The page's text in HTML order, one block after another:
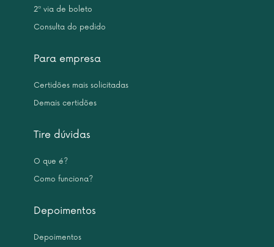
2ª via de boleto
Consulta do pedido
Para empresa
Certidões mais solicitadas
Demais certidões
Tire dúvidas
O que é?
Como funciona?
Depoimentos
Depoimentos